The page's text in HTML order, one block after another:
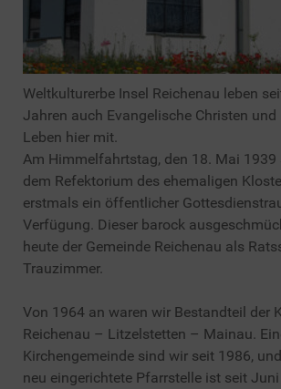
Weltkulturerbe Insel Reichenau leben
Jahren auch Evangelische Christen und
Leben hier mit.
Am Himmelfahrtstag, den 18. Mai
dem Refektorium des ehemaligen
erstmals ein öffentlicher
Verfügung. Dieser barock
heute der Gemeinde Reichenau als
Trauzimmer.
Von 1964 an waren wir Bestandteil der
Reichenau – Litzelstetten – Mainau.
Kirchengemeinde sind wir seit 1986,
neu eingerichtete Pfarrstelle ist seit